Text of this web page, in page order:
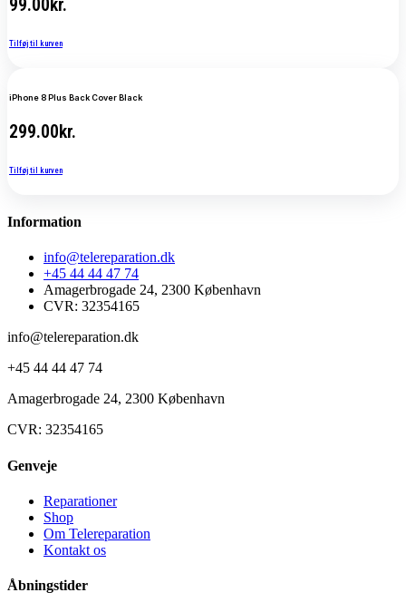
99.00kr.
Tilføj til kurven
iPhone 8 Plus Back Cover Black
299.00kr.
Tilføj til kurven
Information
info@telereparation.dk
+45 44 44 47 74
Amagerbrogade 24, 2300 København
CVR: 32354165
info@telereparation.dk
+45 44 44 47 74
Amagerbrogade 24, 2300 København
CVR: 32354165
Genveje
Reparationer
Shop
Om Telereparation
Kontakt os
Åbningstider